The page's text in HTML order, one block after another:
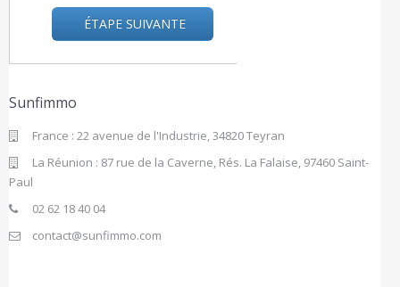
ÉTAPE SUIVANTE
Sunfimmo
France : 22 avenue de l'Industrie, 34820 Teyran
La Réunion : 87 rue de la Caverne, Rés. La Falaise, 97460 Saint-
Paul
02 62 18 40 04
contact@sunfimmo.com